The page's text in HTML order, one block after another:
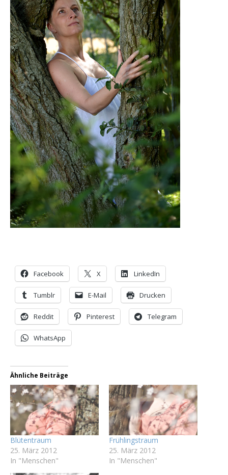
Facebook X LinkedIn
Tumblr E-Mail Drucken
Reddit Pinterest Telegram
WhatsApp
Ähnliche Beiträge
Blütentraum
25. März 2012
In "Menschen"
Frühlingstraum
25. März 2012
In "Menschen"